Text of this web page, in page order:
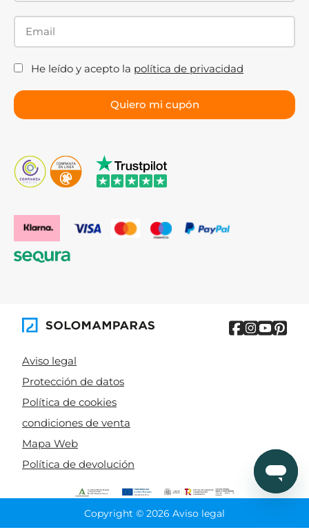
He leído y acepto la política de privacidad
Aviso legal
Protección de datos
Política de cookies
condiciones de venta
Mapa Web
Política de devolución
Copyright © 2026 Aviso legal